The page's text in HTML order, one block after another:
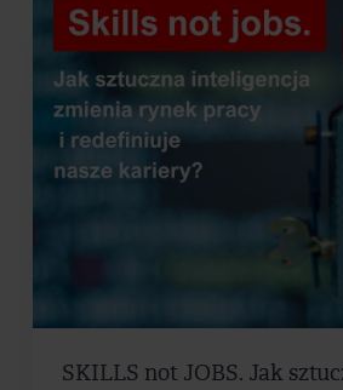
SKILLS not JOBS. Jak